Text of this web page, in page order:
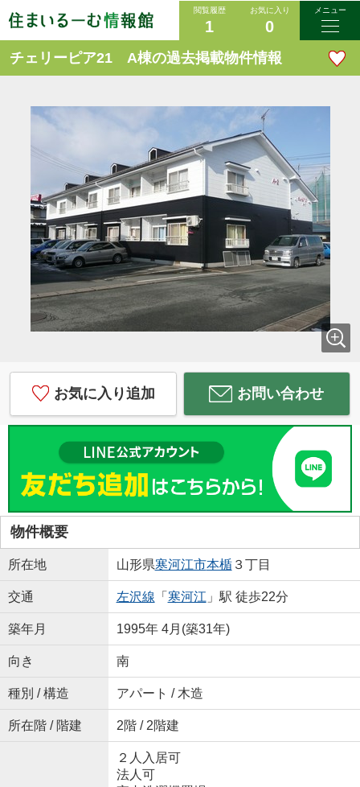
閲覧履歴
1
お気に入り
0
メニュー
チェリーピア21 A棟の過去掲載物件情報
お気に入り追加 お問い合わせ
物件概要
所在地 山形県寒河江市本楯３丁目
交通 左沢線 「 寒河江 」駅 徒歩22分
築年月 1995年 4月(築31年)
向き 南
種別 / 構造 アパート / 木造
所在階 / 階建 2階 / 2階建
２人入居可
法人可